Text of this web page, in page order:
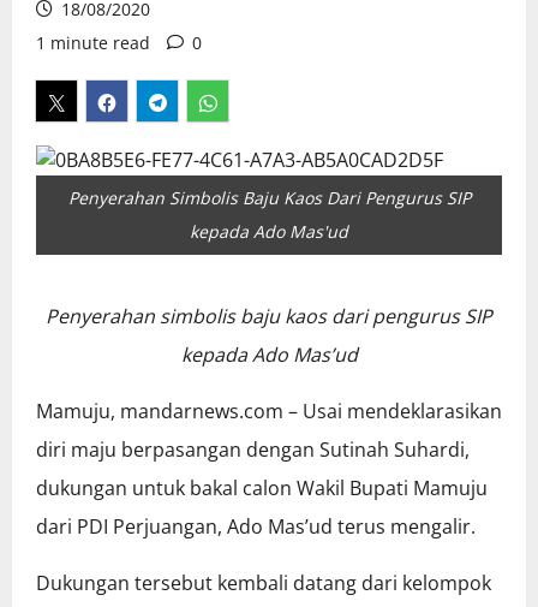
18/08/2020
1 minute read
0
Penyerahan Simbolis Baju Kaos Dari Pengurus SIP
kepada Ado Mas'ud
Penyerahan simbolis baju kaos dari pengurus SIP
kepada Ado Mas’ud
Mamuju, mandarnews.com – Usai mendeklarasikan
diri maju berpasangan dengan Sutinah Suhardi,
dukungan untuk bakal calon Wakil Bupati Mamuju
dari PDI Perjuangan, Ado Mas’ud terus mengalir.
Dukungan tersebut kembali datang dari kelompok